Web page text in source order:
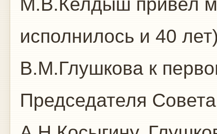
исполнилось и 40
В.М.Глушкова к
Председателя